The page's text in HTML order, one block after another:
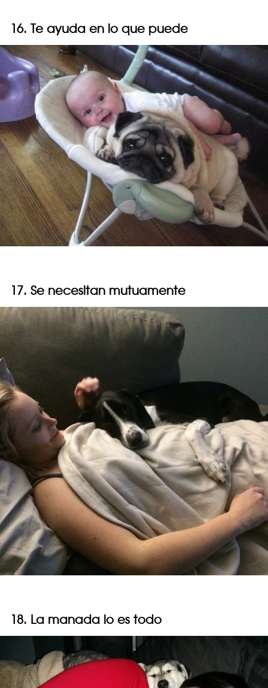
16. Te ayuda en lo que puede
17. Se necesitan mutuamente
18. La manada lo es todo